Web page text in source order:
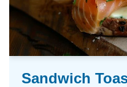
Sandwich